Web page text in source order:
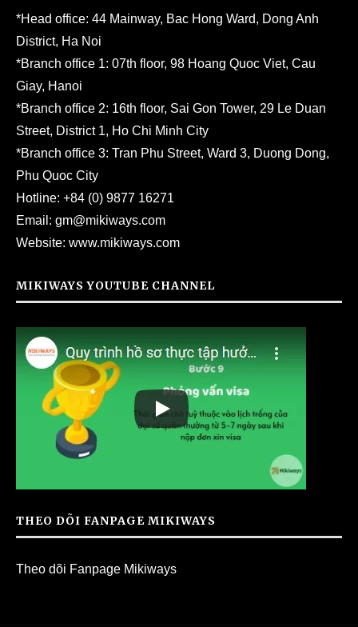
*Head office: 44 Mainway, Bac Hong Ward, Dong Anh
District, Ha Noi
*Branch office 1: 07th floor, 98 Hoang Quoc Viet, Cau
Giay, Hanoi
*Branch office 2: 16th floor, Sai Gon Tower, 29 Le Duan
Street, District 1, Ho Chi Minh City
*Branch office 3: Tran Phu Street, Ward 3, Duong Dong,
Phu Quoc City
Hotline: +84 (0) 9877 16271
Email: gm@mikiways.com
Website: www.mikiways.com
MIKIWAYS YOUTUBE CHANNEL
THEO DÕI FANPAGE MIKIWAYS
Theo dõi Fanpage Mikiways